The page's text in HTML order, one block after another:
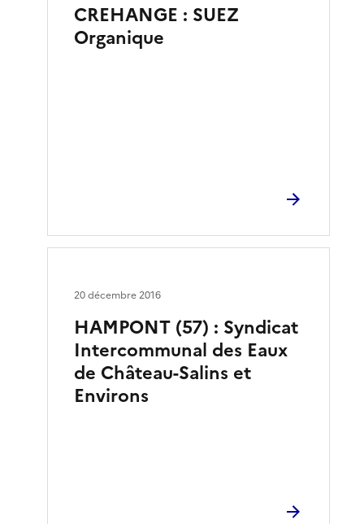
CREHANGE : SUEZ
Organique
HAMPONT (57) : Syndicat
Intercommunal des Eaux
de Château-Salins et
Environs
20 décembre 2016